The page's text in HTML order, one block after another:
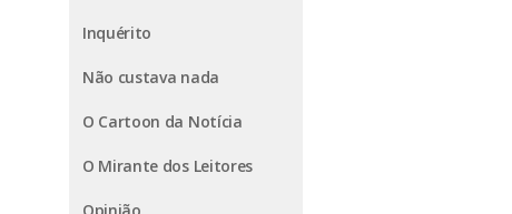
Inquérito
Não custava nada
O Cartoon da Notícia
O Mirante dos Leitores